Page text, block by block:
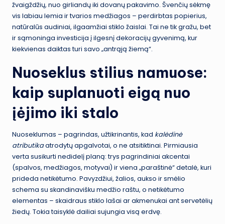
žvaigždžių, nuo girliandų iki dovanų pakavimo. Švenčių sėkmę
vis labiau lemia ir tvarios medžiagos – perdirbtas popierius,
natūralūs audiniai, ilgaamžiai stiklo žaislai. Tai ne tik gražu, bet
ir sąmoninga investicija į ilgesnį dekoracijų gyvenimą, kur
kiekvienas daiktas turi savo „antrąją žiemą“.
Nuoseklus stilius namuose:
kaip suplanuoti eigą nuo
įėjimo iki stalo
Nuoseklumas – pagrindas, užtikrinantis, kad kalėdinė
atributikaatrodytų apgalvotai, o ne atsitiktinai. Pirmiausia
verta susikurti nedidelį planą: trys pagrindiniai akcentai
(spalvos, medžiagos, motyvai) ir viena „paraštinė“ detalė, kuri
prideda netikėtumo. Pavyzdžiui, žalios, aukso ir smėlio
schema su skandinavišku medžio raštu, o netikėtumo
elementas – skaidraus stiklo lašai ar akmenukai ant servetėlių
žiedų. Tokia taisyklė dailiai sujungia visą erdvę.